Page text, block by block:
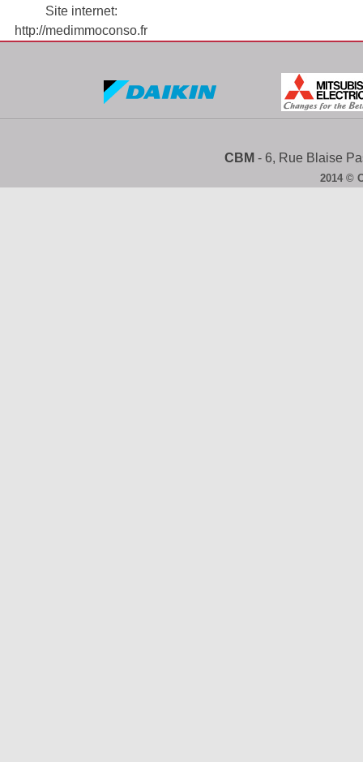
Site internet:
http://medimmoconso.fr
CBM - 6, Rue Blaise
2014 ©